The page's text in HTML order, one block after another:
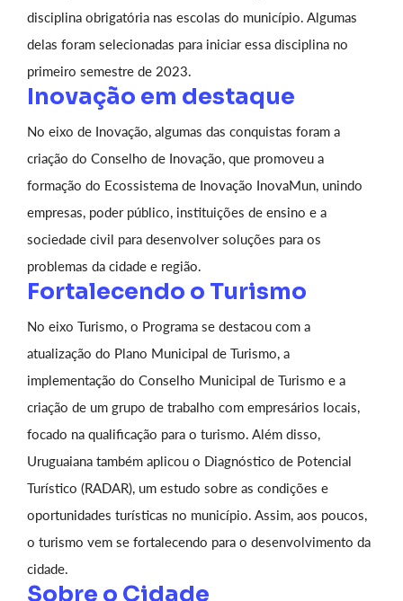
disciplina obrigatória nas escolas do município. Algumas
delas foram selecionadas para iniciar essa disciplina no
primeiro semestre de 2023.
Inovação em destaque
No eixo de Inovação, algumas das conquistas foram a
criação do Conselho de Inovação, que promoveu a
formação do Ecossistema de Inovação InovaMun, unindo
empresas, poder público, instituições de ensino e a
sociedade civil para desenvolver soluções para os
problemas da cidade e região.
Fortalecendo o Turismo
No eixo Turismo, o Programa se destacou com a
atualização do Plano Municipal de Turismo, a
implementação do Conselho Municipal de Turismo e a
criação de um grupo de trabalho com empresários locais,
focado na qualificação para o turismo. Além disso,
Uruguaiana também aplicou o Diagnóstico de Potencial
Turístico (RADAR), um estudo sobre as condições e
oportunidades turísticas no município. Assim, aos poucos,
o turismo vem se fortalecendo para o desenvolvimento da
cidade.
Sobre o Cidade